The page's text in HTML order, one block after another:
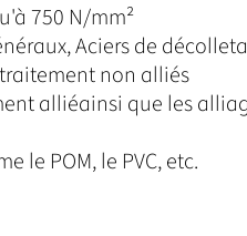
750 N/mm²
Aciers de
non alliés
alliéainsi que les
le POM, le PVC, etc.